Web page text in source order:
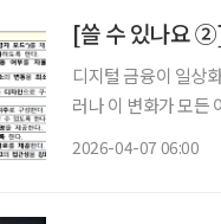
디지털 금융이 일상
러나 이 변화가 모든
2026-04-07 06:00